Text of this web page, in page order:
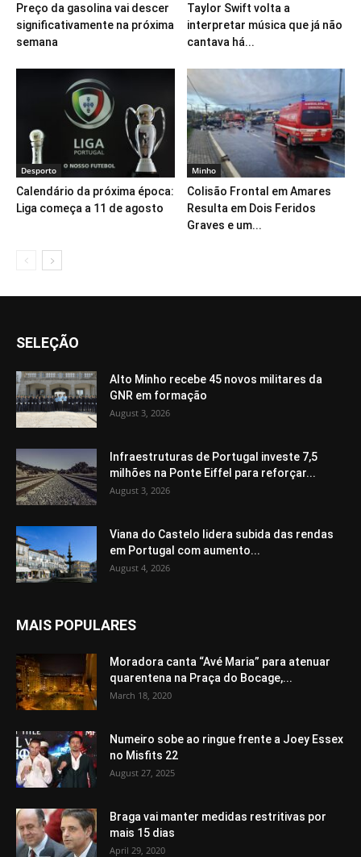
Preço da gasolina vai descer
significativamente na próxima
semana
Taylor Swift volta a
interpretar música que já não
cantava há...
Desporto
Calendário da próxima época:
Liga começa a 11 de agosto
Minho
Colisão Frontal em Amares
Resulta em Dois Feridos
Graves e um...
SELEÇÃO
Alto Minho recebe 45 novos militares da
GNR em formação
August 3, 2026
Infraestruturas de Portugal investe 7,5
milhões na Ponte Eiffel para reforçar...
August 3, 2026
Viana do Castelo lidera subida das rendas
em Portugal com aumento...
August 4, 2026
MAIS POPULARES
Moradora canta “Avé Maria” para atenuar
quarentena na Praça do Bocage,...
March 18, 2020
Numeiro sobe ao ringue frente a Joey Essex
no Misfits 22
August 27, 2025
Braga vai manter medidas restritivas por
mais 15 dias
April 29, 2020